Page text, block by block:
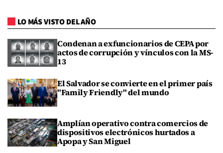
LO MÁS VISTO DEL AÑO
Condenan a exfuncionarios de CEPA por
actos de corrupción y vínculos con la MS-
13
El Salvador se convierte en el primer país
"Family Friendly" del mundo
Amplían operativo contra comercios de
dispositivos electrónicos hurtados a
Apopa y San Miguel